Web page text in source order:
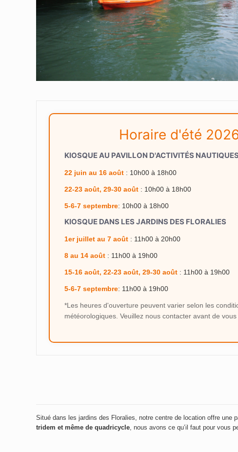
Horaire d'été
KIOSQUE AU PAVILLON D'ACTIVITÉS NAUTIQUES
22 juin au 16 août : 10h00 à 18h00
22-23 août, 29-30 août : 10h00 à 18h00
5-6-7 septembre: 10h00 à 18h00
KIOSQUE DANS LES JARDINS DES FLORALIES
1er juillet au 7 août : 11h00 à 20h00
8 au 14 août : 11h00 à 19h00
15-16 août, 22-23 août, 29-30 août : 11h00 à 19h00
5-6-7 septembre: 11h00 à 19h00
*Les heures d'ouverture peuvent varier selon les
météorologiques. Veuillez nous contacter avant de vous
Situé dans les jardins des Floralies, notre centre de location offre une
tridem et même de quadricycle, nous avons ce qu’il faut pour vous